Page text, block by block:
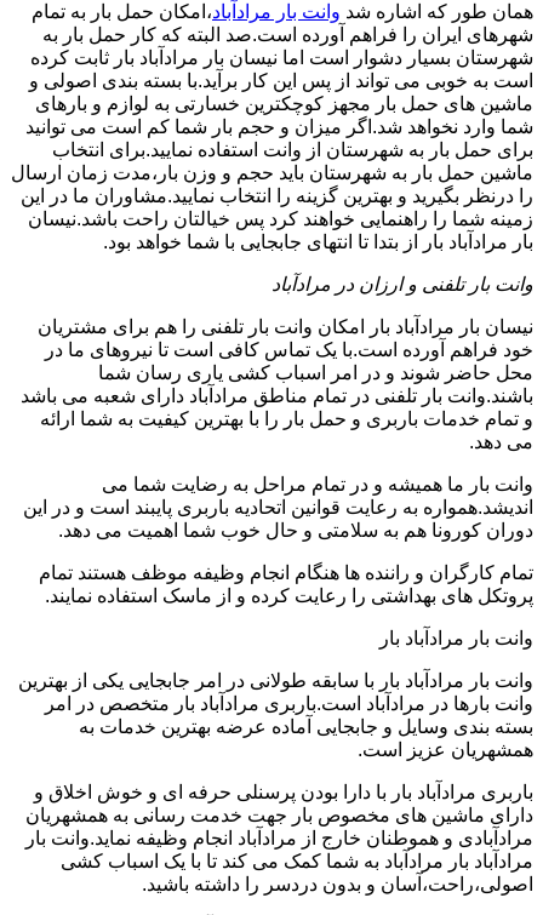
همان طور که اشاره شد وانت بار مرادآباد،امکان حمل بار به تمام
شهرهای ایران را فراهم آورده است.صد البته که کار حمل بار به
شهرستان بسیار دشوار است اما نیسان بار مرادآباد بار ثابت کرده
است به خوبی می تواند از پس این کار برآید.با بسته بندی اصولی و
ماشین های حمل بار مجهز کوچکترین خسارتی به لوازم و بارهای
شما وارد نخواهد شد.اگر میزان و حجم بار شما کم است می توانید
برای حمل بار به شهرستان از وانت استفاده نمایید.برای انتخاب
ماشین حمل بار به شهرستان باید حجم و وزن بار،مدت زمان ارسال
را درنظر بگیرید و بهترین گزینه را انتخاب نمایید.مشاوران ما در این
زمینه شما را راهنمایی خواهند کرد پس خیالتان راحت باشد.نیسان
بار مرادآباد بار از بتدا تا انتهای جابجایی با شما خواهد بود.
وانت بار تلفنی و ارزان در مرادآباد
نیسان بار مرادآباد بار امکان وانت بار تلفنی را هم برای مشتریان
خود فراهم آورده است.با یک تماس کافی است تا نیروهای ما در
محل حاضر شوند و در امر اسباب کشی یاری رسان شما
باشند.وانت بار تلفنی در تمام مناطق مرادآباد دارای شعبه می باشد
و تمام خدمات باربری و حمل بار را با بهترین کیفیت به شما ارائه
می دهد.
وانت بار ما همیشه و در تمام مراحل به رضایت شما می
اندیشد.همواره به رعایت قوانین اتحادیه باربری پایبند است و در این
دوران کورونا هم به سلامتی و حال خوب شما اهمیت می دهد.
تمام کارگران و راننده ها هنگام انجام وظیفه موظف هستند تمام
پروتکل های بهداشتی را رعایت کرده و از ماسک استفاده نمایند.
وانت بار مرادآباد بار
وانت بار مرادآباد بار با سابقه طولانی در امر جابجایی یکی از بهترین
وانت بارها در مرادآباد است.باربری مرادآباد بار متخصص در امر
بسته بندی وسایل و جابجایی آماده عرضه بهترین خدمات به
همشهریان عزیز است.
باربری مرادآباد بار با دارا بودن پرسنلی حرفه ای و خوش اخلاق و
دارای ماشین های مخصوص بار جهت خدمت رسانی به همشهریان
مرادآبادی و هموطنان خارج از مرادآباد انجام وظیفه نماید.وانت بار
مرادآباد بار مرادآباد به شما کمک می کند تا با یک اسباب کشی
اصولی،راحت،آسان و بدون دردسر را داشته باشید.